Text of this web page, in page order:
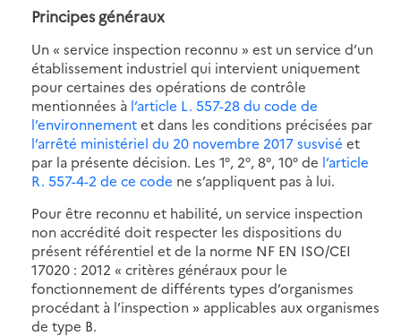
Principes généraux
Un « service inspection reconnu » est un service d’un
établissement industriel qui intervient uniquement
pour certaines des opérations de contrôle
mentionnées à l’article L. 557-28 du code de
l’environnementet dans les conditions précisées par
l’arrêté ministériel du 20 novembre 2017 susvisé et
par la présente décision. Les 1°, 2°, 8°, 10° de l’article
R. 557-4-2 de ce code ne s’appliquent pas à lui.
Pour être reconnu et habilité, un service inspection
non accrédité doit respecter les dispositions du
présent référentiel et de la norme NF EN ISO/CEI
17020 : 2012 « critères généraux pour le
fonctionnement de différents types d’organismes
procédant à l’inspection » applicables aux organismes
de type B.